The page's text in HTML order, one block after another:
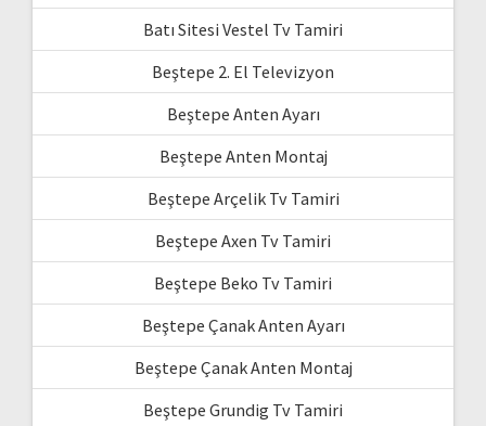
Batı Sitesi Vestel Tv Tamiri
Beştepe 2. El Televizyon
Beştepe Anten Ayarı
Beştepe Anten Montaj
Beştepe Arçelik Tv Tamiri
Beştepe Axen Tv Tamiri
Beştepe Beko Tv Tamiri
Beştepe Çanak Anten Ayarı
Beştepe Çanak Anten Montaj
Beştepe Grundig Tv Tamiri